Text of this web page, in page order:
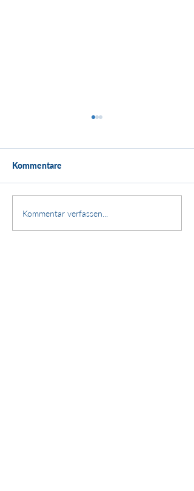
Stärken. Zusammenhalt.
Zukunft.
Kommentare
Kommentar verfassen...